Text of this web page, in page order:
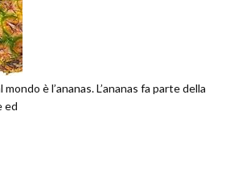
è l’ananas. L’ananas fa parte della
ed